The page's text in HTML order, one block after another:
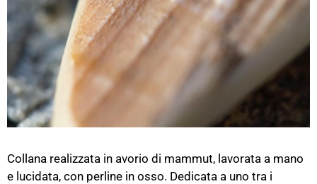
Collana realizzata in avorio di mammut, lavorata a mano
e lucidata, con perline in osso. Dedicata a uno tra i